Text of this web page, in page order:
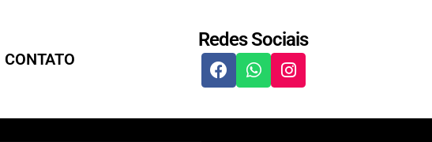
CONTATO
Redes Sociais